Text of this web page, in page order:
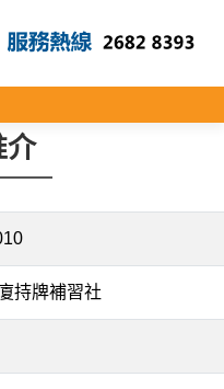
介
持牌補習社